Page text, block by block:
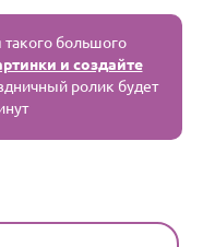
большого
и создайте
ролик будет